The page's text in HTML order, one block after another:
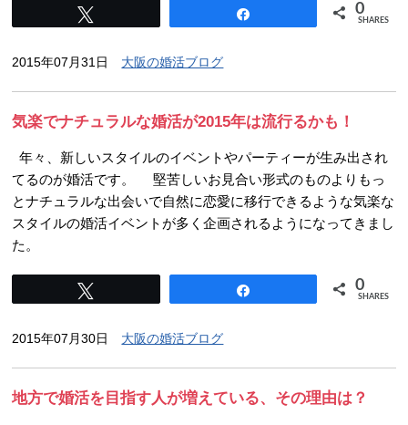
0
SHARES
2015年07月31日 大阪の婚活ブログ
気楽でナチュラルな婚活が2015年は流行るかも！
年々、新しいスタイルのイベントやパーティーが生み出され
てるのが婚活です。 堅苦しいお見合い形式のものよりもっ
とナチュラルな出会いで自然に恋愛に移行できるような気楽な
スタイルの婚活イベントが多く企画されるようになってきまし
た。
0
SHARES
2015年07月30日 大阪の婚活ブログ
地方で婚活を目指す人が増えている、その理由は？